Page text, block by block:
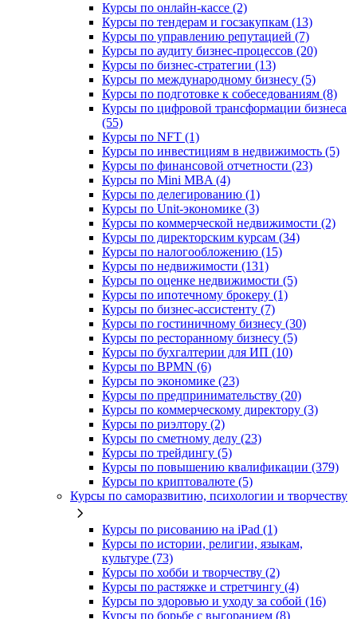
Курсы по онлайн-кассе (2)
Курсы по тендерам и госзакупкам (13)
Курсы по управлению репутацией (7)
Курсы по аудиту бизнес-процессов (20)
Курсы по бизнес-стратегии (13)
Курсы по международному бизнесу (5)
Курсы по подготовке к собеседованиям (8)
Курсы по цифровой трансформации бизнеса
(55)
Курсы по NFT (1)
Курсы по инвестициям в недвижимость (5)
Курсы по финансовой отчетности (23)
Курсы по Mini MBA (4)
Курсы по делегированию (1)
Курсы по Unit-экономике (3)
Курсы по коммерческой недвижимости (2)
Курсы по директорским курсам (34)
Курсы по налогообложению (15)
Курсы по недвижимости (131)
Курсы по оценке недвижимости (5)
Курсы по ипотечному брокеру (1)
Курсы по бизнес-ассистенту (7)
Курсы по гостиничному бизнесу (30)
Курсы по ресторанному бизнесу (5)
Курсы по бухгалтерии для ИП (10)
Курсы по BPMN (6)
Курсы по экономике (23)
Курсы по предпринимательству (20)
Курсы по коммерческому директору (3)
Курсы по риэлтору (2)
Курсы по сметному делу (23)
Курсы по трейдингу (5)
Курсы по повышению квалификации (379)
Курсы по криптовалюте (5)
Курсы по саморазвитию, психологии и творчеству
Курсы по рисованию на iPad (1)
Курсы по истории, религии, языкам,
культуре (73)
Курсы по хобби и творчеству (2)
Курсы по растяжке и стретчингу (4)
Курсы по здоровью и уходу за собой (16)
Курсы по борьбе с выгоранием (8)